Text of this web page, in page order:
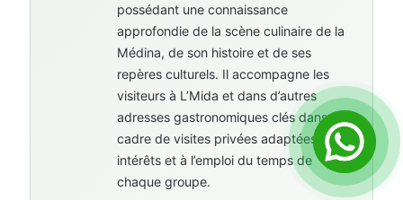
possédant une connaissance
approfondie de la scène culinaire de la
Médina, de son histoire et de ses
repères culturels. Il accompagne les
visiteurs à L’Mida et dans d’autres
adresses gastronomiques clés dans le
cadre de visites privées adaptées aux
intérêts et à l’emploi du temps de
chaque groupe.